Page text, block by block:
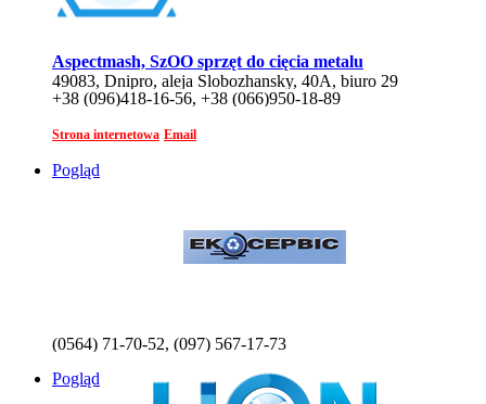
Aspectmash, SzOO sprzęt do cięcia metalu
49083, Dnipro, aleja Slobozhansky, 40A, biuro 29
+38 (096)418-16-56, +38 (066)950-18-89
Strona internetowa Email
Pogląd
(0564) 71-70-52, (097) 567-17-73
Pogląd